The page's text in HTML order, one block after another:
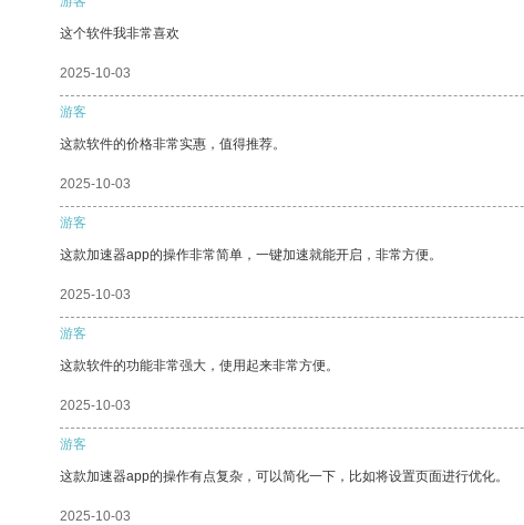
这个软件我非常喜欢
2025-10-03
游客
这款软件的价格非常实惠，值得推荐。
2025-10-03
游客
这款加速器app的操作非常简单，一键加速就能开启，非常方便。
2025-10-03
游客
这款软件的功能非常强大，使用起来非常方便。
2025-10-03
游客
这款加速器app的操作有点复杂，可以简化一下，比如将设置页面进行优化。
2025-10-03